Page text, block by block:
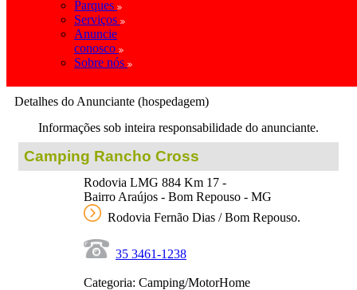
Parques
Serviços
Anuncie
conosco
Sobre nós
Detalhes do Anunciante (hospedagem)
Informações sob inteira responsabilidade do anunciante.
Camping Rancho Cross
Rodovia LMG 884 Km 17 -
Bairro Araújos - Bom Repouso - MG
Rodovia Fernão Dias / Bom Repouso.
35 3461-1238
Categoria: Camping/MotorHome